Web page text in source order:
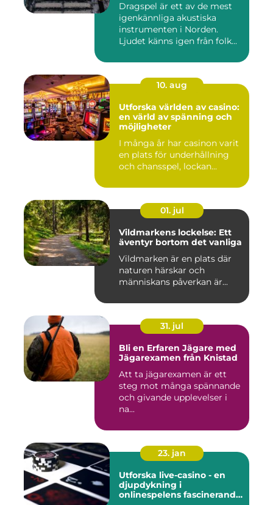
Dragspel är ett av de mest
igenkännliga akustiska
instrumenten i Norden.
Ljudet känns igen från folk...
10. aug
Utforska världen av casino:
en värld av spänning och
möjligheter
I många år har casinon varit
en plats för underhållning
och chansspel, lockan...
01. jul
Vildmarkens lockelse: Ett
äventyr bortom det vanliga
Vildmarken är en plats där
naturen härskar och
människans påverkan är...
31. jul
Bli en Erfaren Jägare med
Jägarexamen från Knistad
Att ta jägarexamen är ett
steg mot många spännande
och givande upplevelser i
na...
23. jan
Utforska live-casino - en
djupdykning i
onlinespelens fascinerande